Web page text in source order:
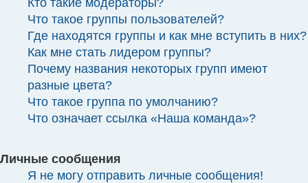
Что такое группы пользователей?
Где находятся группы и как мне вступить в них?
Как мне стать лидером группы?
Почему названия некоторых групп имеют
разные цвета?
Что такое группа по умолчанию?
Что означает ссылка «Наша команда»?
Личные сообщения
Я не могу отправить личные сообщения!